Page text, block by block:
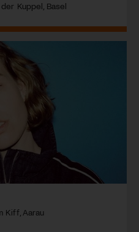
Kuppel, Basel
Kiff, Aarau